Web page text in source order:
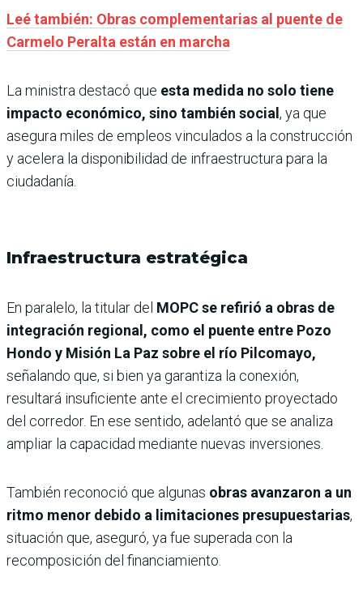
Leé también: Obras complementarias al puente de
Carmelo Peralta están en marcha
La ministra destacó que esta medida no solo tiene
impacto económico, sino también social, ya que
asegura miles de empleos vinculados a la construcción
y acelera la disponibilidad de infraestructura para la
ciudadanía.
Infraestructura estratégica
En paralelo, la titular del MOPC se refirió a obras de
integración regional, como el puente entre Pozo
Hondo y Misión La Paz sobre el río Pilcomayo,
señalando que, si bien ya garantiza la conexión,
resultará insuficiente ante el crecimiento proyectado
del corredor. En ese sentido, adelantó que se analiza
ampliar la capacidad mediante nuevas inversiones.
También reconoció que algunas obras avanzaron a un
ritmo menor debido a limitaciones presupuestarias,
situación que, aseguró, ya fue superada con la
recomposición del financiamiento.